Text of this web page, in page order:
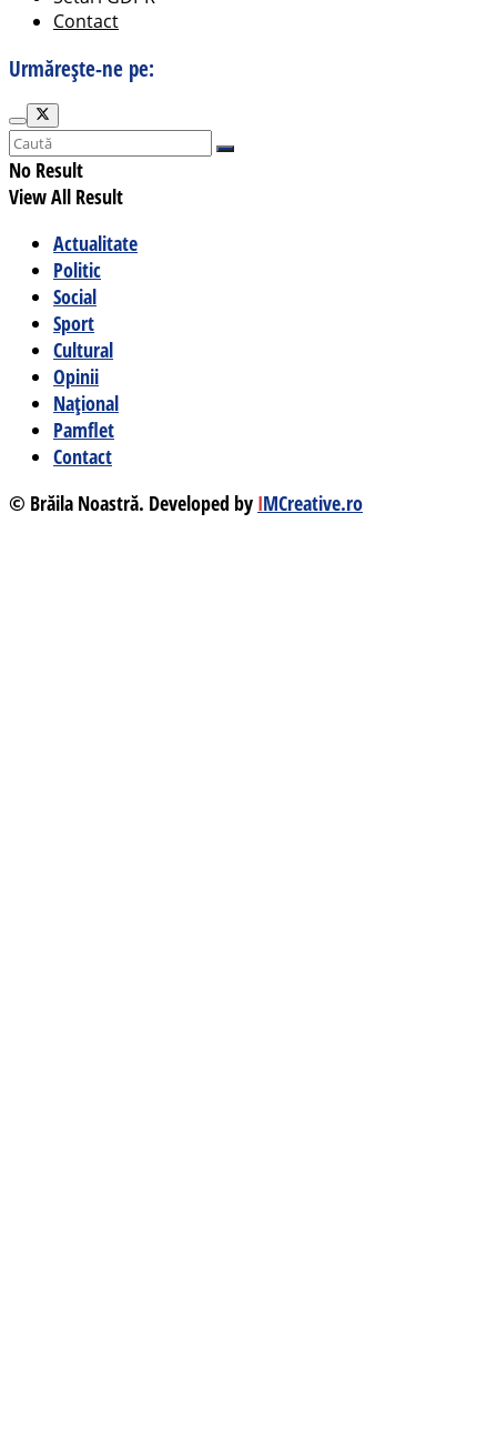
Contact
Urmărește-ne pe:
No Result
View All Result
Actualitate
Politic
Social
Sport
Cultural
Opinii
Național
Pamflet
Contact
© Brăila Noastră. Developed by IMCreative.ro